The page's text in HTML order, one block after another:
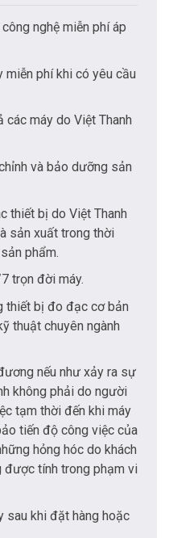
nghệ miễn phí áp
miễn phí khi có yêu cầu
các máy do Việt Thanh
và bảo dưỡng sản
thiết bị do Việt Thanh
sản xuất trong thời
phẩm.
trọn đời máy.
thiết bị đo đạc cơ bản
thuật chuyên ngành
nếu như xảy ra sự
không phải do người
tạm thời đến khi máy
tiến độ công việc của
hỏng hóc do khách
được tính trong phạm vi
sau khi đặt hàng hoặc